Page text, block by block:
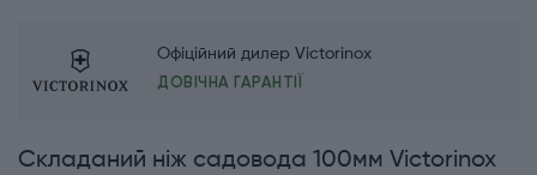
Офіційний дилер Victorinox
ДОВІЧНА ГАРАНТІЇ
Складаний ніж садовода 100мм Victorinox